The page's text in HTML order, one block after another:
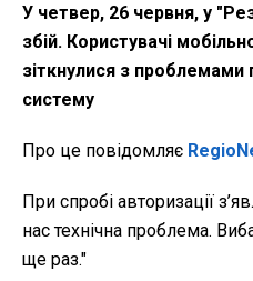
У четвер, 26 червня, у
збій. Користувачі
зіткнулися з проблемами
систему
Про це повідомляє
При спробі авторизації
нас технічна проблема.
ще раз."